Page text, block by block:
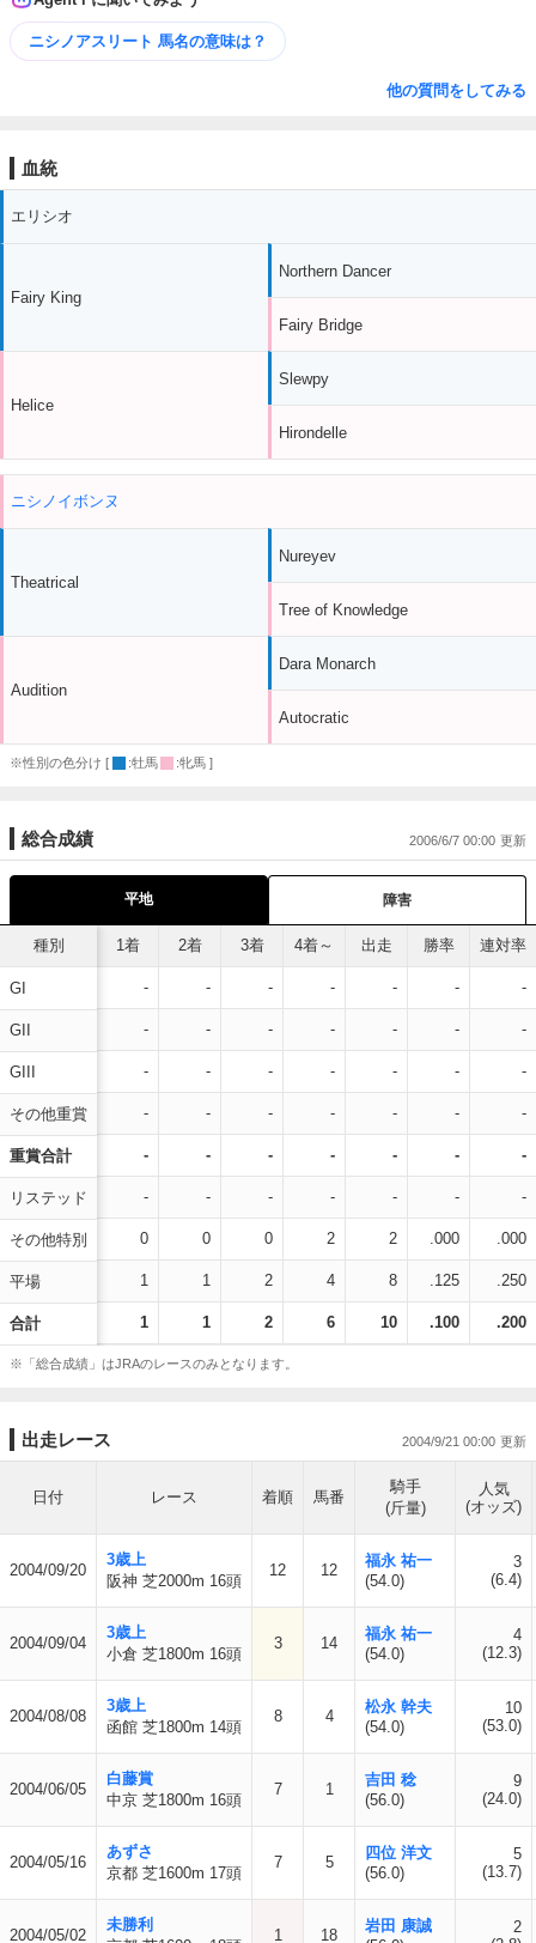
ニシノアスリート 馬名の意味は？
他の質問をしてみる
血統
エリシオ
Fairy King
Helice
Northern Dancer
Fairy Bridge
Slewpy
Hirondelle
ニシノイボンヌ
Theatrical
Audition
Nureyev
Tree of Knowledge
Dara Monarch
Autocratic
※性別の色分け [ :牡馬 :牝馬 ]
総合成績 2006/6/7 00:00
平地 障害
種別
GI
GII
GIII
その他重賞
重賞合計
リステッド
その他特別
平場
合計
1着 2着 3着 4着～ 出走 勝率 連対率
- - - - - - -
- - - - - - -
- - - - - - -
- - - - - - -
- - - - - - -
- - - - - - -
0 0 0 2 2 .000 .000
1 1 2 4 8 .125 .250
1 1 2 6 10 .100 .200
※「総合成績」はJRAのレースのみとなります。
出走レース 2004/9/21 00:00
日付 レース 着順 馬番
騎手
(斤量)
人気
(オッズ)
2004/09/20
3歳上
阪神 芝2000m 16頭
12 12
福永 祐一
(54.0)
3
(6.4)
2004/09/04
3歳上
小倉 芝1800m 16頭
3 14
福永 祐一
(54.0)
4
(12.3)
2004/08/08
3歳上
函館 芝1800m 14頭
8 4
松永 幹夫
(54.0)
10
(53.0)
2004/06/05
白藤賞
中京 芝1800m 16頭
7 1
吉田 稔
(56.0)
9
(24.0)
2004/05/16
あずさ
京都 芝1600m 17頭
7 5
四位 洋文
(56.0)
5
(13.7)
2004/05/02
未勝利
1 18
岩田 康誠
2